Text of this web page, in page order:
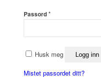
Passord*Påkrevd
Husk meg Logg inn
Mistet passordet ditt?